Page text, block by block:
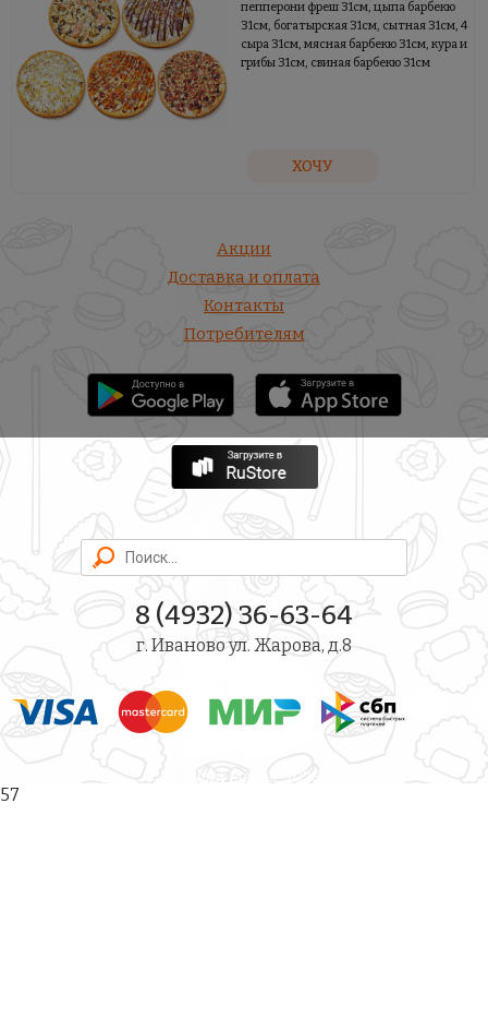
пепперони фреш 31см, цыпа барбекю
31см, богатырская 31см, сытная 31см, 4
сыра 31см, мясная барбекю 31см, кура и
грибы 31см, свиная барбекю 31см
ХОЧУ
Акции
Доставка и оплата
Контакты
Потребителям
8 (4932) 36-63-64
г. Иваново ул. Жарова, д.8
© Суши Магия, 2026
57